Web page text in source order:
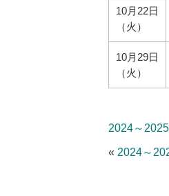
10月22日
（火）
10月29日
（火）
2024～
« 2024～